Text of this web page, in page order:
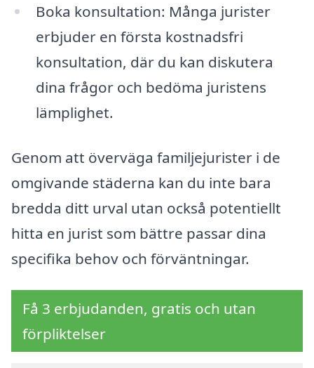
Boka konsultation: Många jurister
erbjuder en första kostnadsfri
konsultation, där du kan diskutera
dina frågor och bedöma juristens
lämplighet.
Genom att överväga familjejurister i de
omgivande städerna kan du inte bara
bredda ditt urval utan också potentiellt
hitta en jurist som bättre passar dina
specifika behov och förväntningar.
Få 3 erbjudanden, gratis och utan
förpliktelser